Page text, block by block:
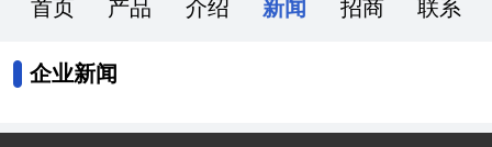
首页 产品 介绍 新闻 招商 联系
企业新闻